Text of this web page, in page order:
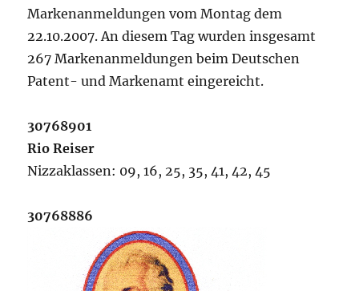
Markenanmeldungen vom Montag dem
22.10.2007. An diesem Tag wurden insgesamt
267 Markenanmeldungen beim Deutschen
Patent- und Markenamt eingereicht.
30768901
Rio Reiser
Nizzaklassen: 09, 16, 25, 35, 41, 42, 45
30768886